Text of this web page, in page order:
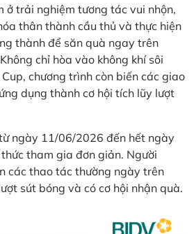
ở trải nghiệm tương tác vui nhộn,
thân thành cầu thủ và thực hiện
thành để săn quà ngay trên
chỉ hòa vào không khí sôi
chương trình còn biến các giao
dụng thành cơ hội tích lũy lượt
ngày 11/06/2026 đến hết ngày
tham gia đơn giản. Người
các thao tác thường ngày trên
sút bóng và có cơ hội nhận quà.